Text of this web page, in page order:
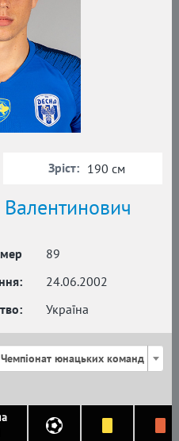
89
24.06.2002
Україна
Зріст: 190 см
Чемпіонат юнацьких команд